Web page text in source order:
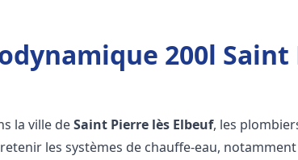
200l Saint
la ville deSaint Pierre lès Elbeuf, les
les systèmes de chauffe-eau,